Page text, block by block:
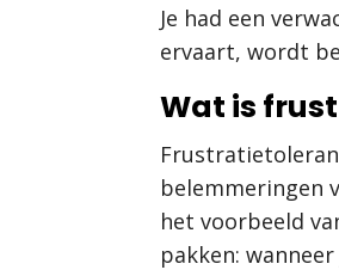
Je had een
ervaart, wordt
Wat is
belemmeringen
het voorbeeld
pakken: